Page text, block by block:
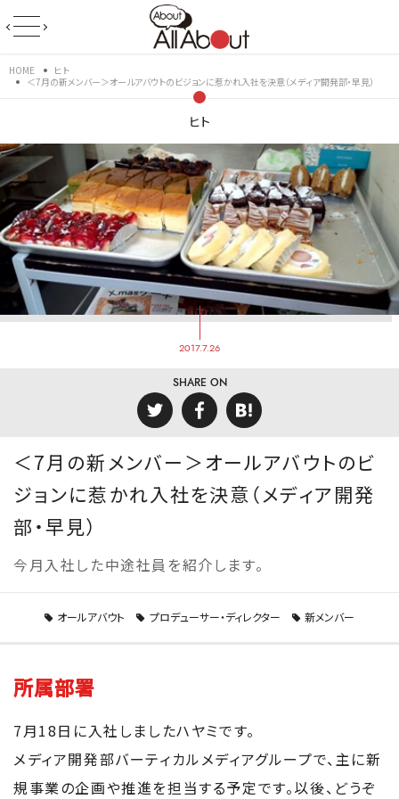
HOME
ヒト
＜7月の新メンバー＞オールアバウトのビジョンに惹かれ入社を決意（メディア開発部・早見）
ヒト
2017.7.26
SHARE ON
＜7月の新メンバー＞オールアバウトのビ
ジョンに惹かれ入社を決意（メディア開発
部・早見）
今月入社した中途社員を紹介します。
オールアバウト プロデューサー・ディレクター 新メンバー
所属部署
7月18日に入社しましたハヤミです。
メディア開発部バーティカルメディアグループで、主に新
規事業の企画や推進を担当する予定です。以後、どうぞ